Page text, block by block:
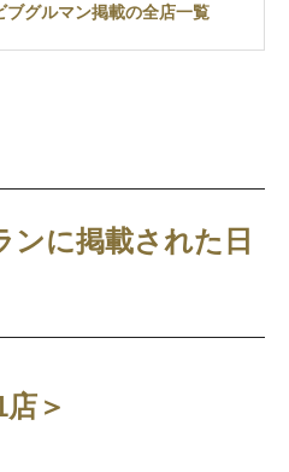
ブグルマン掲載の全店一覧
ンに掲載された日
＞